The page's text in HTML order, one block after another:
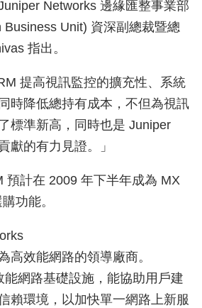
Networks 邊緣匯整事業部
Business Unit) 資深副總裁暨總
指出。
提高視訊監控的擴充性、系統
時降低總持有成本，不但為視訊
標準新高，同時也是 Juniper
獻的有力見證。」
預計在 2009 年下半年成為 MX
功能。
高效能網路的領導廠商。
網路基礎設施，能協助用戶建
賴環境，以加快單一網路上新服